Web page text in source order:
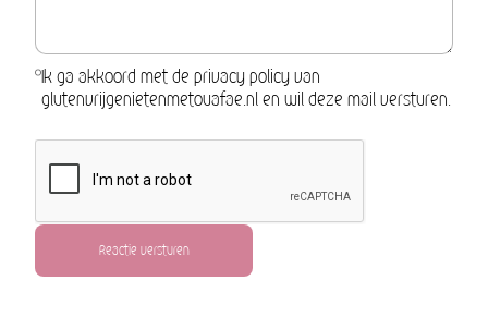
Ik ga akkoord met de privacy policy van
glutenvrijgenietenmetouafae.nl en wil deze mail versturen.
Reactie versturen